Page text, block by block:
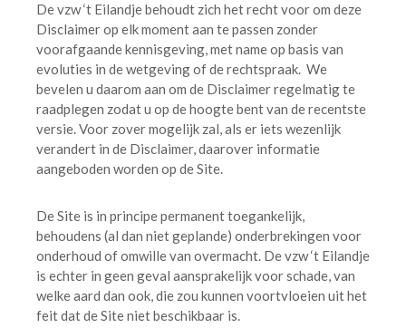
De vzw ‘t Eilandje behoudt zich het recht voor om deze
Disclaimer op elk moment aan te passen zonder
voorafgaande kennisgeving, met name op basis van
evoluties in de wetgeving of de rechtspraak. We
bevelen u daarom aan om de Disclaimer regelmatig te
raadplegen zodat u op de hoogte bent van de recentste
versie. Voor zover mogelijk zal, als er iets wezenlijk
verandert in de Disclaimer, daarover informatie
aangeboden worden op de Site.
De Site is in principe permanent toegankelijk,
behoudens (al dan niet geplande) onderbrekingen voor
onderhoud of omwille van overmacht. De vzw ‘t Eilandje
is echter in geen geval aansprakelijk voor schade, van
welke aard dan ook, die zou kunnen voortvloeien uit het
feit dat de Site niet beschikbaar is.